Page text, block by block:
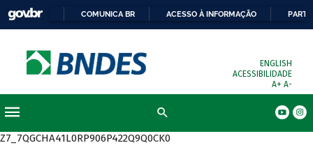
COMUNICA BR ACESSO À INFORMAÇÃO
ENGLISH
ACESSIBILIDADE
A+ A-
Z7_7QGCHA41L0RP906P422Q9Q0CK0